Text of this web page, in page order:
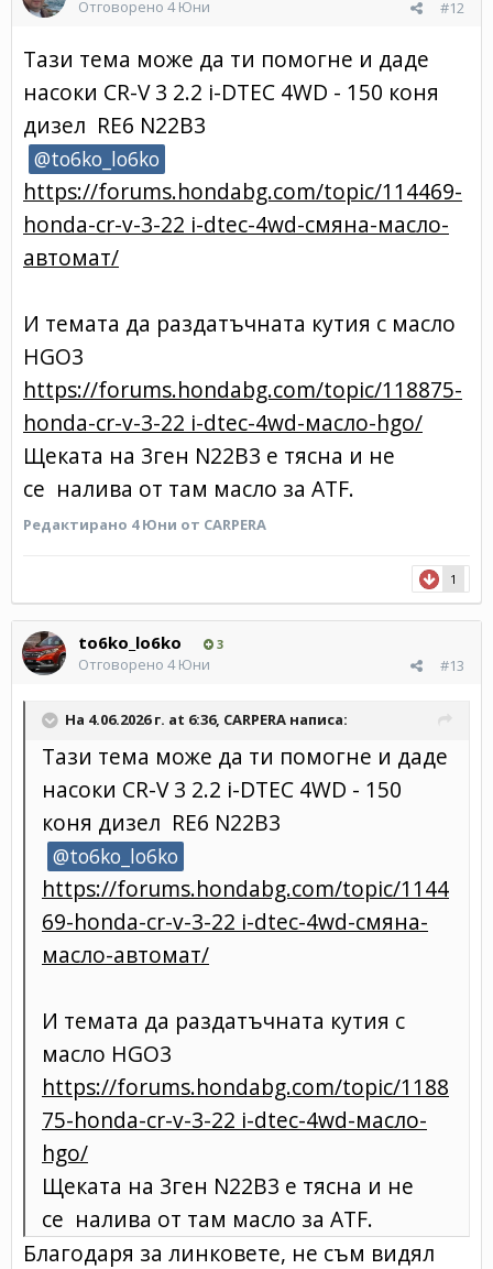
#12
Отговорено 4 Юни
Тази тема може да ти помогне и даде
насоки CR-V3 2.2 i-DTEC 4WD - 150 коня
дизел RE6 N22B3
@to6ko_lo6ko
https://forums.hondabg.com/topic/114469-
honda-cr-v-3-22 i-dtec-4wd-смяна-масло-
автомат/
И темата да раздатъчната кутия с масло
HGO3
https://forums.hondabg.com/topic/118875-
honda-cr-v-3-22 i-dtec-4wd-масло-hgo/
Щеката на 3ген N22B3 е тясна и не
се налива от там масло за ATF.
Редактирано 4 Юни от CARPERA
1
to6ko_lo6ko 3
#13
Отговорено 4 Юни
На 4.06.2026 г. at 6:36, CARPERA написа:
Тази тема може да ти помогне и даде
насоки CR-V3 2.2 i-DTEC 4WD - 150
коня дизел RE6 N22B3
@to6ko_lo6ko
https://forums.hondabg.com/topic/1144
69-honda-cr-v-3-22 i-dtec-4wd-смяна-
масло-автомат/
И темата да раздатъчната кутия с
масло HGO3
https://forums.hondabg.com/topic/1188
75-honda-cr-v-3-22 i-dtec-4wd-масло-
hgo/
Щеката на 3ген N22B3 е тясна и не
се налива от там масло за ATF.
Благодаря за линковете, не съм видял